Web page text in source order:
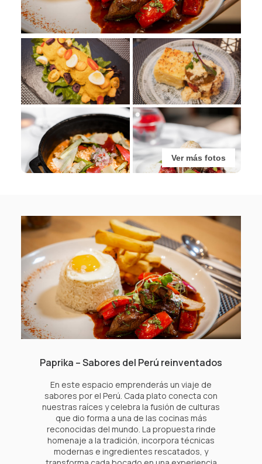
Ver más fotos
Paprika – Sabores del Perú reinventados
En este espacio emprenderás un viaje de
sabores por el Perú. Cada plato conecta con
nuestras raíces y celebra la fusión de culturas
que dio forma a una de las cocinas más
reconocidas del mundo. La propuesta rinde
homenaje a la tradición, incorpora técnicas
modernas e ingredientes rescatados, y